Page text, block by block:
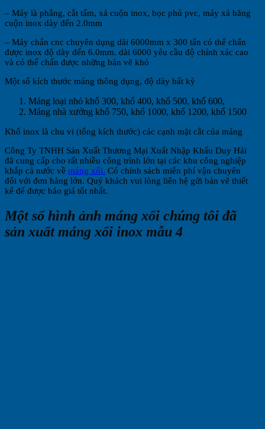
– Máy là phẳng, cắt tấm, xả cuộn inox, bọc phủ pvc, máy xả băng
cuộn inox dày đến 2.0mm
– Máy chấn cnc chuyên dụng dài 6000mm x 300 tấn có thể chấn
được inox độ dày đến 6.0mm. dài 6000 yêu cầu độ chính xác cao
và có thể chấn được những bản vẽ khó
Một số kích thước máng thông dụng, độ dày bất kỳ
Máng loại nhỏ khổ 300, khổ 400, khổ 500, khổ 600,
Máng nhà xưởng khổ 750, khổ 1000, khổ 1200, khổ 1500
Khổ inox là chu vi (tổng kích thước) các cạnh mặt cắt của máng
Công Ty TNHH Sản Xuất Thương Mại Xuất Nhập Khẩu Duy Hải
đã cung cấp cho rất nhiều công trình lớn tại các khu công nghiệp
khắp cả nước về máng xối. Có chính sách miễn phí vận chuyển
đối với đơn hàng lớn. Quý khách vui lòng liên hệ gửi bản vẽ thiết
kế để được báo giá tốt nhất.
Một số hình ảnh máng xối chúng tôi đã
sản xuất máng xối inox mẫu 4